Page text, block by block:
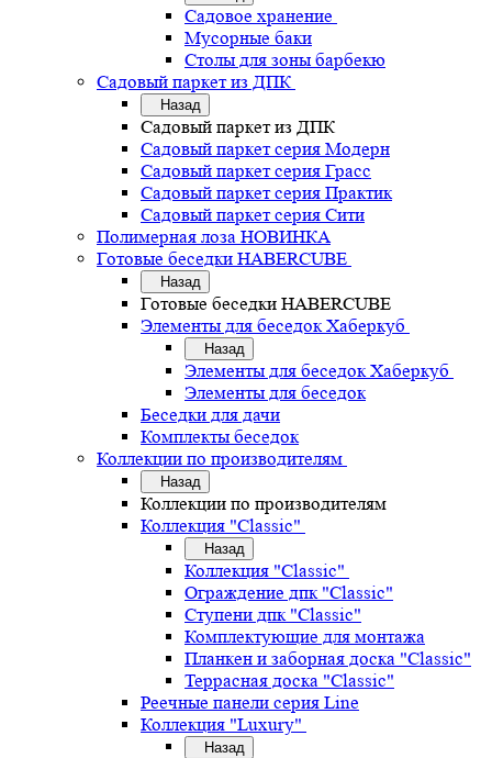
Садовое хранение
Мусорные баки
Столы для зоны барбекю
Садовый паркет из ДПК
Назад
Садовый паркет из ДПК
Садовый паркет серия Mодерн
Садовый паркет серия Грасс
Садовый паркет серия Практик
Садовый паркет серия Сити
Полимерная лоза НОВИНКА
Готовые беседки HABERCUBE
Назад
Готовые беседки HABERCUBE
Элементы для беседок Хаберкуб
Назад
Элементы для беседок Хаберкуб
Элементы для беседок
Беседки для дачи
Комплекты беседок
Коллекции по производителям
Назад
Коллекции по производителям
Коллекция "Classic"
Назад
Коллекция "Classic"
Ограждение дпк "Classic"
Ступени дпк "Classic"
Комплектующие для монтажа
Планкен и заборная доска "Classic"
Террасная доска "Classic"
Реечные панели серия Line
Коллекция "Luxury"
Назад